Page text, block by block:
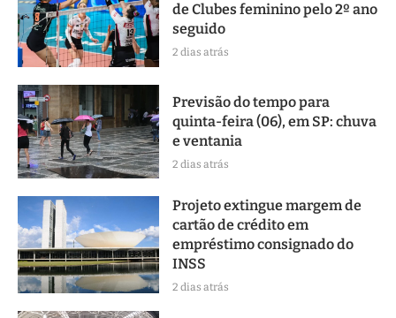
de Clubes feminino pelo 2º ano
seguido
2 dias atrás
Previsão do tempo para
quinta-feira (06), em SP: chuva
e ventania
2 dias atrás
Projeto extingue margem de
cartão de crédito em
empréstimo consignado do
INSS
2 dias atrás